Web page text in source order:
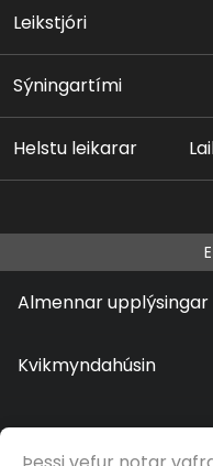
Leikstjóri
Sýningartími
Helstu leikarar
Almennar upplýsingar
Kvikmyndahúsin